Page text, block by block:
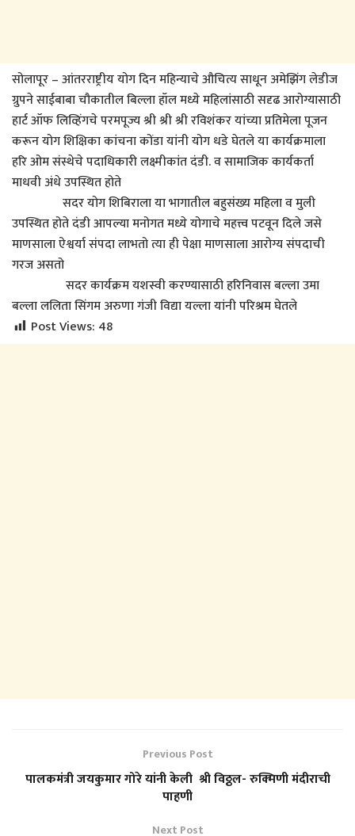
सोलापूर – आंतरराष्ट्रीय योग दिन महिन्याचे औचित्य साधून अमेझिंग लेडीज
ग्रुपने साईबाबा चौकातील बिल्ला हॉल मध्ये महिलांसाठी सदृढ आरोग्यासाठी
हार्ट ऑफ लिव्हिंगचे परमपूज्य श्री श्री श्री रविशंकर यांच्या प्रतिमेला पूजन
करून योग शिक्षिका कांचना कोंडा यांनी योग धडे घेतले या कार्यक्रमाला
हरि ओम संस्थेचे पदाधिकारी लक्ष्मीकांत दंडी. व सामाजिक कार्यकर्ता
माधवी अंधे उपस्थित होते
सदर योग शिबिराला या भागातील बहुसंख्य महिला व मुली
उपस्थित होते दंडी आपल्या मनोगत मध्ये योगाचे महत्त्व पटवून दिले जसे
माणसाला ऐश्वर्या संपदा लाभतो त्या ही पेक्षा माणसाला आरोग्य संपदाची
गरज असतो
सदर कार्यक्रम यशस्वी करण्यासाठी हरिनिवास बल्ला उमा
बल्ला ललिता सिंगम अरुणा गंजी विद्या यल्ला यांनी परिश्रम घेतले
Post Views: 48
Previous Post
पालकमंत्री जयकुमार गोरे यांनी केली श्री विठ्ठल- रुक्मिणी मंदीराची
पाहणी
Next Post